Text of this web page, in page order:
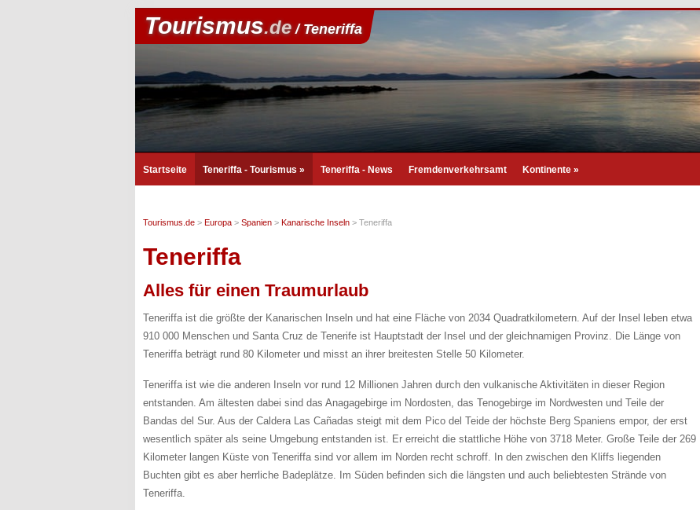
Tourismus.de/ Teneriffa
Startseite Teneriffa - Tourismus » Teneriffa - News Fremdenverkehrsamt Kontinente »
Tourismus.de > Europa > Spanien > Kanarische Inseln > Teneriffa
Teneriffa
Alles für einen Traumurlaub
Teneriffa ist die größte der Kanarischen Inseln und hat eine Fläche von 2034 Quadratkilometern. Auf der Insel leben etwa
910 000 Menschen und Santa Cruz de Tenerife ist Hauptstadt der Insel und der gleichnamigen Provinz. Die Länge von
Teneriffa beträgt rund 80 Kilometer und misst an ihrer breitesten Stelle 50 Kilometer.
Teneriffa ist wie die anderen Inseln vor rund 12 Millionen Jahren durch den vulkanische Aktivitäten in dieser Region
entstanden. Am ältesten dabei sind das Anagagebirge im Nordosten, das Tenogebirge im Nordwesten und Teile der
Bandas del Sur. Aus der Caldera Las Cañadas steigt mit dem Pico del Teide der höchste Berg Spaniens empor, der erst
wesentlich später als seine Umgebung entstanden ist. Er erreicht die stattliche Höhe von 3718 Meter. Große Teile der 269
Kilometer langen Küste von Teneriffa sind vor allem im Norden recht schroff. In den zwischen den Kliffs liegenden
Buchten gibt es aber herrliche Badeplätze. Im Süden befinden sich die längsten und auch beliebtesten Strände von
Teneriffa.